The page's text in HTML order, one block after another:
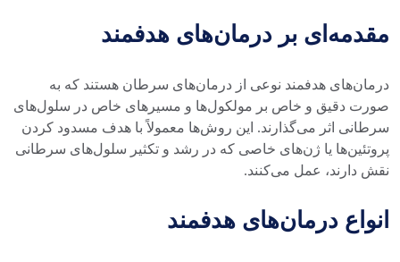
مقدمه‌ای بر درمان‌های هدفمند
درمان‌های هدفمند نوعی از درمان‌های سرطان هستند که به
صورت دقیق و خاص بر مولکول‌ها و مسیرهای خاص در سلول‌های
سرطانی اثر می‌گذارند. این روش‌ها معمولاً با هدف مسدود کردن
پروتئین‌ها یا ژن‌های خاصی که در رشد و تکثیر سلول‌های سرطانی
نقش دارند، عمل می‌کنند.
انواع درمان‌های هدفمند